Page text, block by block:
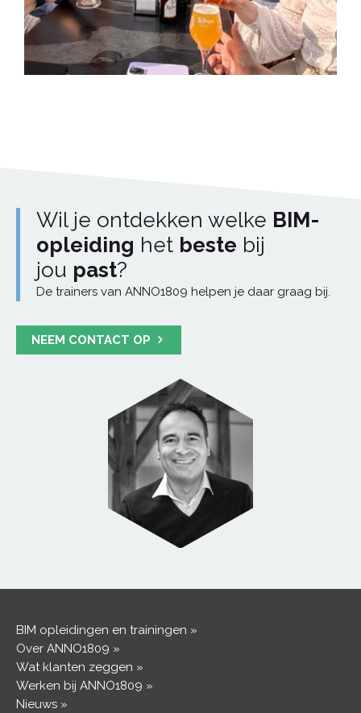
Wil je ontdekken welke BIM-
opleiding het beste bij
jou past?
De trainers van ANNO1809 helpen je daar graag bij.
NEEM CONTACT OP
BIM opleidingen en trainingen
Over ANNO1809
Wat klanten zeggen
Werken bij ANNO1809
Nieuws